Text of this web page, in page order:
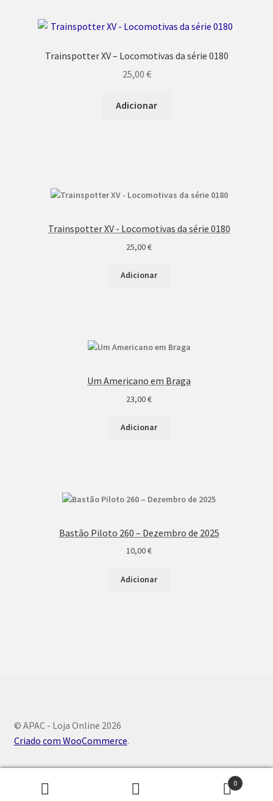
Trainspotter XV – Locomotivas da série 0180
25,00 €
Adicionar
Trainspotter XV - Locomotivas da série 0180
25,00€
Adicionar
Um Americano em Braga
23,00€
Adicionar
Bastão Piloto 260 – Dezembro de 2025
10,00€
Adicionar
© APAC - Loja Online 2026
Criado com WooCommerce.
Pesquisar
Pesquisa
0